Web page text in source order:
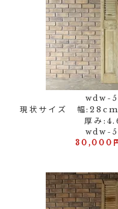
wdw-
現状サイズ 幅
厚み
wdw-
30,000